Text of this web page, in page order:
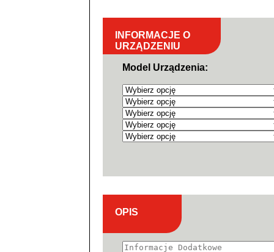
INFORMACJE O
URZĄDZENIU
Model Urządzenia:
OPIS